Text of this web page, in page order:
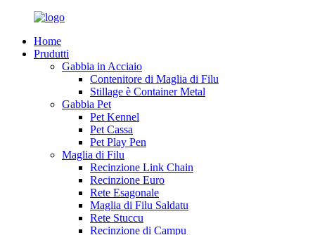
Home
Prudutti
Gabbia in Acciaio
Contenitore di Maglia di Filu
Stillage è Container Metal
Gabbia Pet
Pet Kennel
Pet Cassa
Pet Play Pen
Maglia di Filu
Recinzione Link Chain
Recinzione Euro
Rete Esagonale
Maglia di Filu Saldatu
Rete Stuccu
Recinzione di Campu